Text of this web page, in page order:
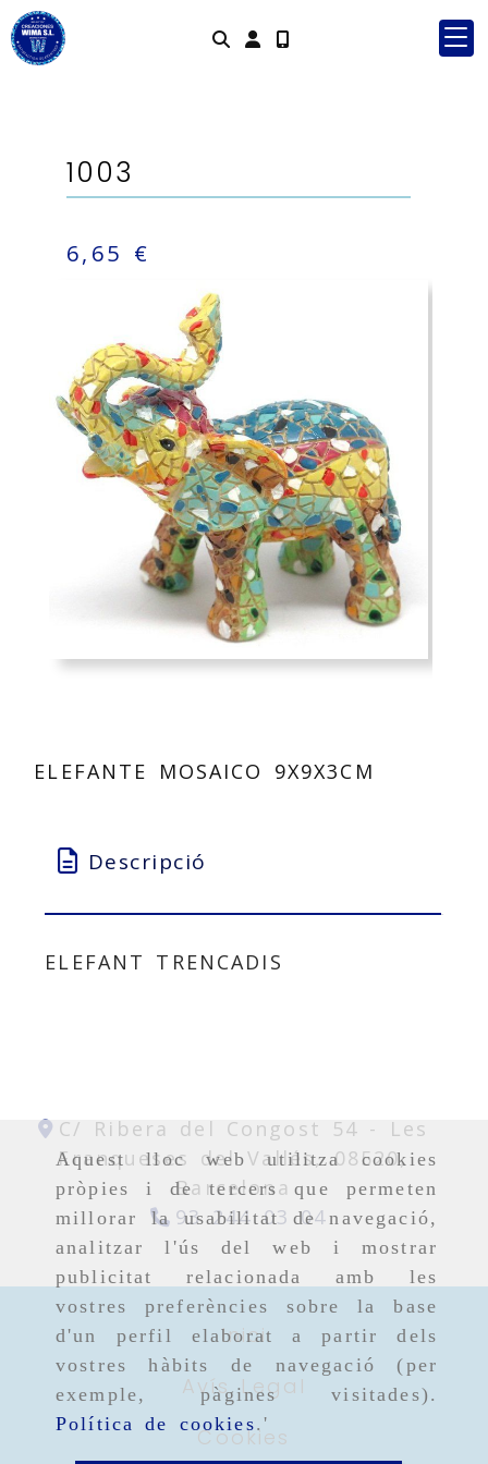
Aquest lloc web utilitza cookies
pròpies i de tercers que permeten
millorar la usabilitat de navegació,
analitzar l'ús del web i mostrar
publicitat relacionada amb les
vostres preferències sobre la base
d'un perfil elaborat a partir dels
vostres hàbits de navegació (per
exemple, pàgines visitades).
Política de cookies.'
Identifícat
1003
6,65 €
ELEFANTE MOSAICO 9X9X3CM
Descripció
ELEFANT TRENCADIS
C/ Ribera del Congost 54 -
Les
Franqueses del Vallés,08520,
Barcelona
93 244 03 04
Inici
Avís Legal
Cookies